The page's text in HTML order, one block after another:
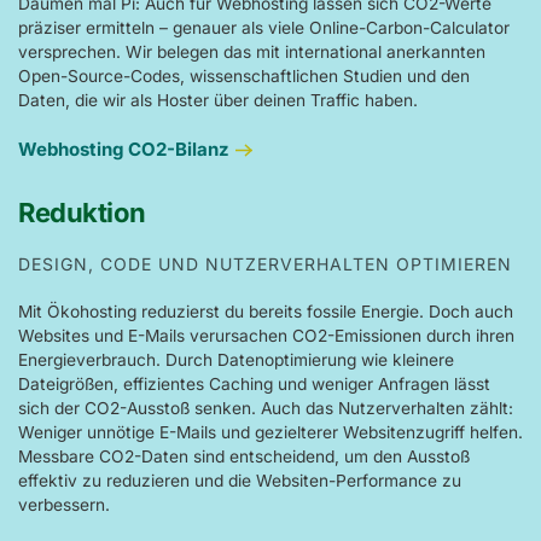
präziser ermitteln – genauer als viele Online-Carbon-Calculator
versprechen. Wir belegen das mit international anerkannten
Open-Source-Codes, wissenschaftlichen Studien und den
Daten, die wir als Hoster über deinen Traffic haben.
Webhosting CO2-Bilanz
Reduktion
DESIGN, CODE UND NUTZERVERHALTEN OPTIMIEREN
Mit Ökohosting reduzierst du bereits fossile Energie. Doch auch
Websites und E-Mails verursachen CO2-Emissionen durch ihren
Energieverbrauch. Durch Datenoptimierung wie kleinere
Dateigrößen, effizientes Caching und weniger Anfragen lässt
sich der CO2-Ausstoß senken. Auch das Nutzerverhalten zählt:
Weniger unnötige E-Mails und gezielterer Websitenzugriff helfen.
Messbare CO2-Daten sind entscheidend, um den Ausstoß
effektiv zu reduzieren und die Websiten-Performance zu
verbessern.